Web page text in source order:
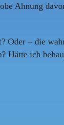
Ahnung
Oder – die
Hätte ich